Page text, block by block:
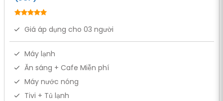
Giá áp dụng cho 03 người
Máy lạnh
Ăn sáng + Cafe Miễn phí
Máy nước nóng
Tivi + Tủ lạnh